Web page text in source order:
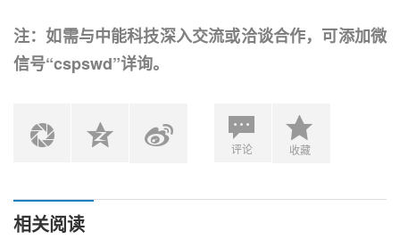
注：如需与中能科技深入交流或洽谈合作，可添加微
信号“cspswd”详询。
评论 收藏
相关阅读